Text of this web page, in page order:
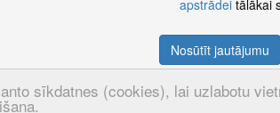
sīkdatnes (cookies), lai uzlabotu
apstrādeitālākai
Nosūtīt jautājumu